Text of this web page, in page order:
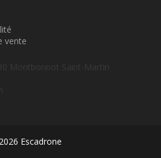
vente
Montbonnot Saint-Martin
Escadrone